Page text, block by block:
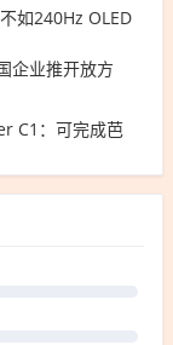
如240Hz OLED
企业推开放方
C1：可完成芭